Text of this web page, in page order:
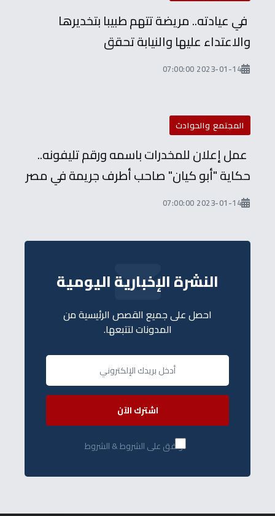
في عيادته.. مريضة تتهم طبيبا بتخديرها
والاعتداء عليها والنيابة تحقق
2023-01-14 07:00:00
المجتمع والحوادث
عمل إعلان للمخدرات باسمه ورقم تليفونه..
حكاية "أبو كيان" صاحب أطرف جريمة في مصر
2023-01-14 07:00:00
النشرة الإخبارية اليومية
احصل على جميع القصص الرئيسية من
المدونات لتتبعها.
اشترك الآن
أوافق على الشروط & الشروط